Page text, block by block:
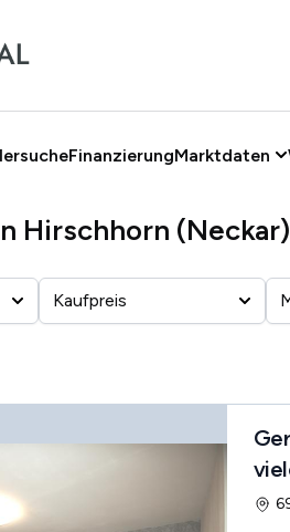
FinanzierungMarktdaten
Hirschhorn (Neckar)
Kaufpreis